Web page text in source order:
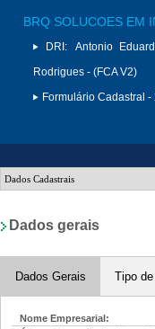
BRQ SOLUCOES EM
DRI:
Antonio
Rodrigues - (FCA V2)
Formulário Cadastral -